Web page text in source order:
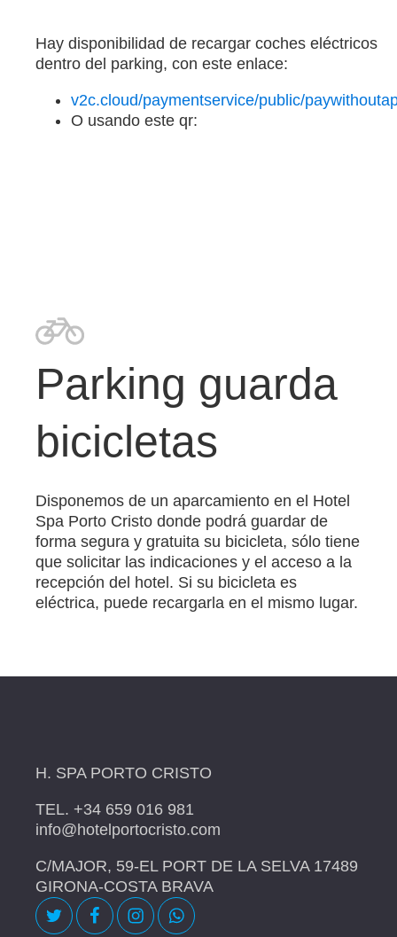
Hay disponibilidad de recargar coches eléctricos
dentro del parking, con este enlace:
v2c.cloud/paymentservice/public/
O usando este qr:
Parking guarda
bicicletas
Disponemos de un aparcamiento en el Hotel
Spa Porto Cristo donde podrá guardar de
forma segura y gratuita su bicicleta, sólo tiene
que solicitar las indicaciones y el acceso a la
recepción del hotel. Si su bicicleta es
eléctrica, puede recargarla en el mismo lugar.
H. SPA PORTO CRISTO
TEL. +34 659 016 981
info@hotelportocristo.com
C/MAJOR, 59-EL PORT DE LA SELVA 17489
GIRONA-COSTA BRAVA